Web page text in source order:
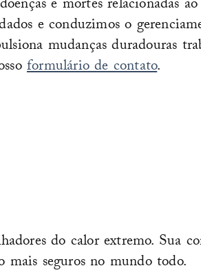
e mortes relacionadas
e conduzimos o
mudanças duradouras
formulário de contato.
do calor extremo. Sua
mais seguros no mundo todo.